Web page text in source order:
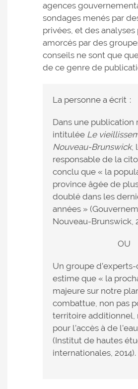
agences
sondages menés par
privées, et des
amorcés par des
conseils ne sont que
de ce genre de
La personne a écrit :
Dans une publication
intitulée Le
Nouveau-Brunswick,
responsable de la
conclu que « la
province âgée de
doublé dans les
années »
Nouveau-Brunswick,
OU
Un groupe
estime que « la
majeure sur notre
combattue, non pas
territoire additionnel,
pour l’accès à de
(Institut de hautes
internationales, 2014).